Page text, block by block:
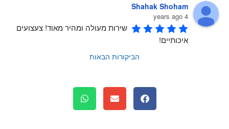
Shahak Shoham
4 years ago
שירות מעולה ומהיר מאוד! צעצועים
איכותיים!
הביקורות הבאות